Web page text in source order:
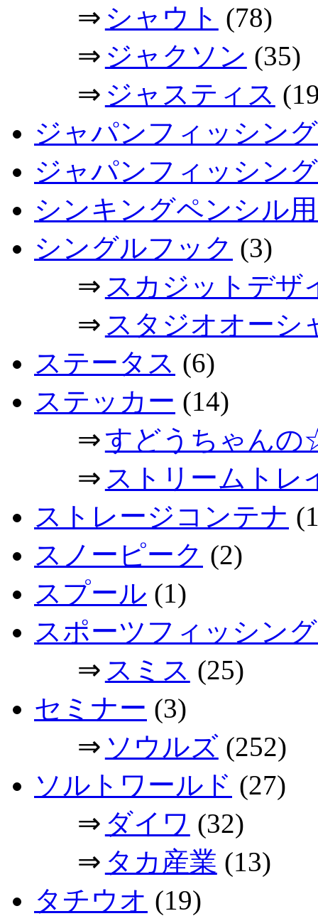
⇒ シャウト (78)
⇒ ジャクソン (35)
⇒ ジャスティス
ジャパンフィッシン
ジャパンフィッシン
シンキングペンシル
シングルフック (3)
⇒ スカジットデザ
⇒ スタジオオーシ
ステータス (6)
ステッカー (14)
⇒すどうちゃん
⇒ ストリームトレ
ストレージコンテナ
スノーピーク (2)
スプール (1)
スポーツフィッシン
⇒ スミス (25)
セミナー (3)
⇒ ソウルズ(252)
ソルトワールド (27)
⇒ ダイワ (32)
⇒ タカ産業 (13)
タチウオ (19)